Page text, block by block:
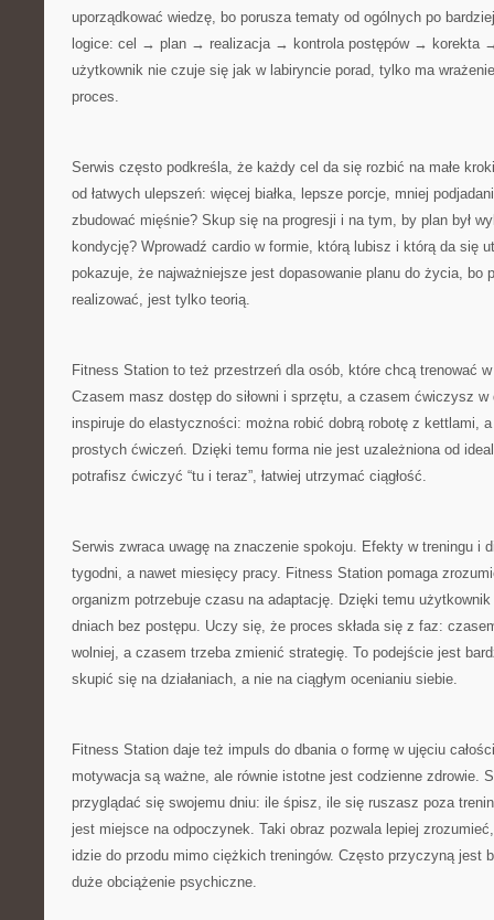
uporządkować wiedzę, bo porusza tematy od ogólnych po
logice: cel → plan → realizacja → kontrola postępów → korekta
użytkownik nie czuje się jak w labiryncie porad, tylko ma
proces.
Serwis często podkreśla, że każdy cel da się rozbić na małe
od łatwych ulepszeń: więcej białka, lepsze porcje, mniej
zbudować mięśnie? Skup się na progresji i na tym, by plan był
kondycję? Wprowadź cardio w formie, którą lubisz i którą da się
pokazuje, że najważniejsze jest dopasowanie planu do życia, bo
realizować, jest tylko teorią.
Fitness Station to też przestrzeń dla osób, które chcą trenować
Czasem masz dostęp do siłowni i sprzętu, a czasem ćwiczysz w
inspiruje do elastyczności: można robić dobrą robotę z kettlami,
prostych ćwiczeń. Dzięki temu forma nie jest uzależniona od
potrafisz ćwiczyć “tu i teraz”, łatwiej utrzymać ciągłość.
Serwis zwraca uwagę na znaczenie spokoju. Efekty w treningu i
tygodni, a nawet miesięcy pracy. Fitness Station pomaga
organizm potrzebuje czasu na adaptację. Dzięki temu
dniach bez postępu. Uczy się, że proces składa się z faz:
wolniej, a czasem trzeba zmienić strategię. To podejście jest
skupić się na działaniach, a nie na ciągłym ocenianiu siebie.
Fitness Station daje też impuls do dbania o formę w ujęciu
motywacja są ważne, ale równie istotne jest codzienne zdrowie.
przyglądać się swojemu dniu: ile śpisz, ile się ruszasz poza
jest miejsce na odpoczynek. Taki obraz pozwala lepiej
idzie do przodu mimo ciężkich treningów. Często przyczyną jest
duże obciążenie psychiczne.